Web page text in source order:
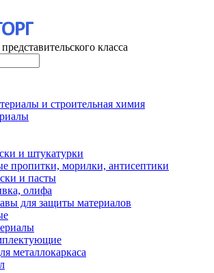
класса
и строительная химия
и штукатурки
пропитки, морилки, антисептики
и пасты
олифа
для защиты материалов
металлокаркаса